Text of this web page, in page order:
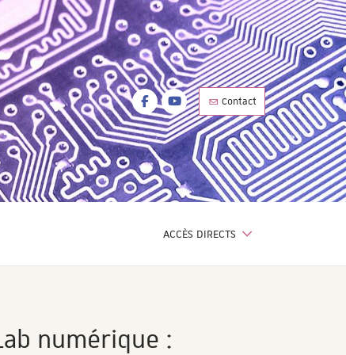
Facebook
Youtube
Contact
DE RECHERCHE
ACCÈS DIRECTS
Facebook
Youtube
numérique :